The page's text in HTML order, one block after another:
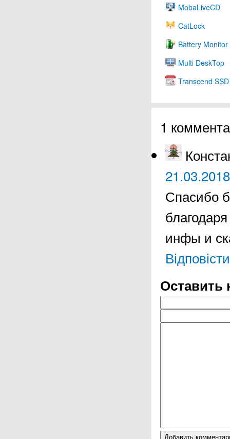
MobaLiveCD
CatLock
Battery Monitor
Multi DeskTop
Transcend
1
Спасибо
инфы и
Відповісти
Оставить